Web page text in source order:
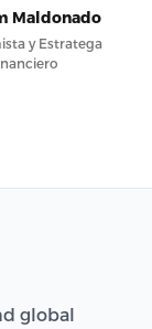
Maldonado
y Estratega
global